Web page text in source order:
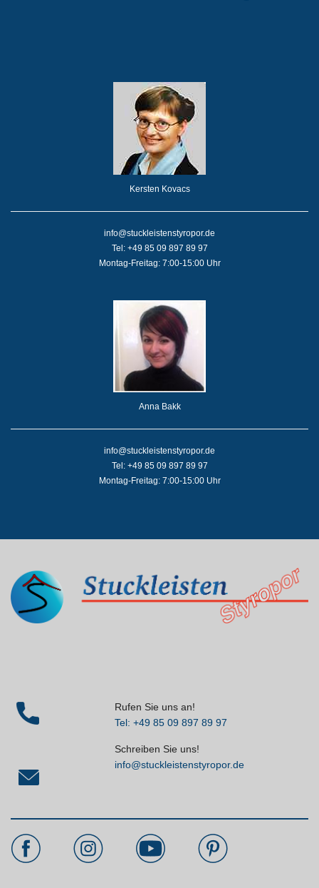
Kersten Kovacs
info@stuckleistenstyropor.de
Tel: +49 85 09 897 89 97
Montag-Freitag: 7:00-15:00 Uhr
Anna Bakk
info@stuckleistenstyropor.de
Tel: +49 85 09 897 89 97
Montag-Freitag: 7:00-15:00 Uhr
Rufen Sie uns an!
Tel: +49 85 09 897 89 97
Schreiben Sie uns!
info@stuckleistenstyropor.de